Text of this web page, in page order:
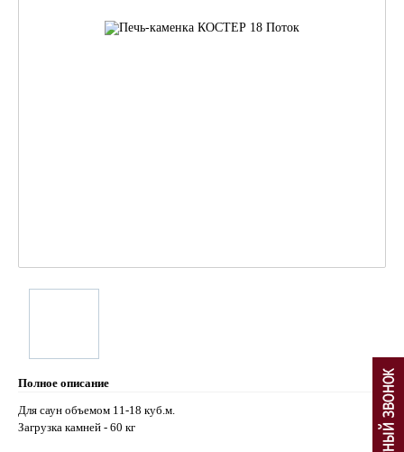
Полное описание
Для саун объемом 11-18 куб.м.
Загрузка камней - 60 кг